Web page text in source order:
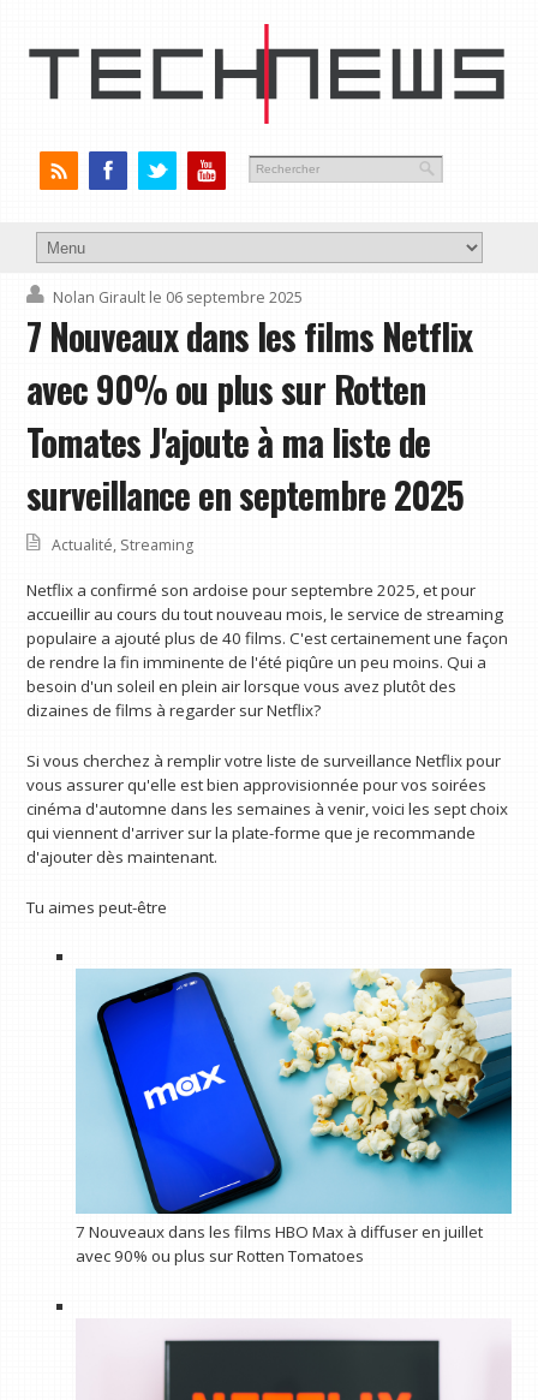
Nolan Girault le 06 septembre 2025
7 Nouveaux dans les films Netflix
avec 90% ou plus sur Rotten
Tomates J'ajoute à ma liste de
surveillance en septembre 2025
Actualité, Streaming
Netflix a confirmé son ardoise pour septembre 2025, et pour
accueillir au cours du tout nouveau mois, le service de streaming
populaire a ajouté plus de 40 films. C'est certainement une façon
de rendre la fin imminente de l'été piqûre un peu moins. Qui a
besoin d'un soleil en plein air lorsque vous avez plutôt des
dizaines de films à regarder sur Netflix?
Si vous cherchez à remplir votre liste de surveillance Netflix pour
vous assurer qu'elle est bien approvisionnée pour vos soirées
cinéma d'automne dans les semaines à venir, voici les sept choix
qui viennent d'arriver sur la plate-forme que je recommande
d'ajouter dès maintenant.
Tu aimes peut-être
7 Nouveaux dans les films HBO Max à diffuser en juillet
avec 90% ou plus sur Rotten Tomatoes